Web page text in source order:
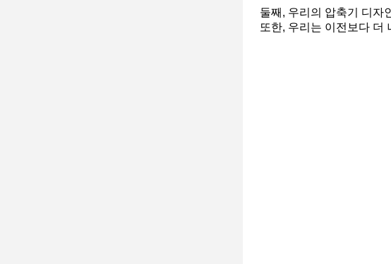
둘째, 우리의 압축기 디자
또한, 우리는 이전보다 더